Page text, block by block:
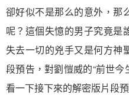
卻好似不是那么的意外，那
呢？這個失憶的男子究竟是
失去一切的兇手又是何方神
段預告，對劉愷威的“前世今
看一下接下來的解密版片段